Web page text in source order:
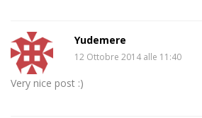
Yudemere
12 Ottobre 2014 alle 11:40
Very nice post :)